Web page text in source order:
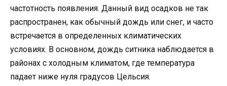
частотность появления. Данный вид осадков не так
распространен, как обычный дождь или снег, и часто
встречается в определенных климатических
условиях. В основном, дождь ситника наблюдается в
районах с холодным климатом, где температура
падает ниже нуля градусов Цельсия.